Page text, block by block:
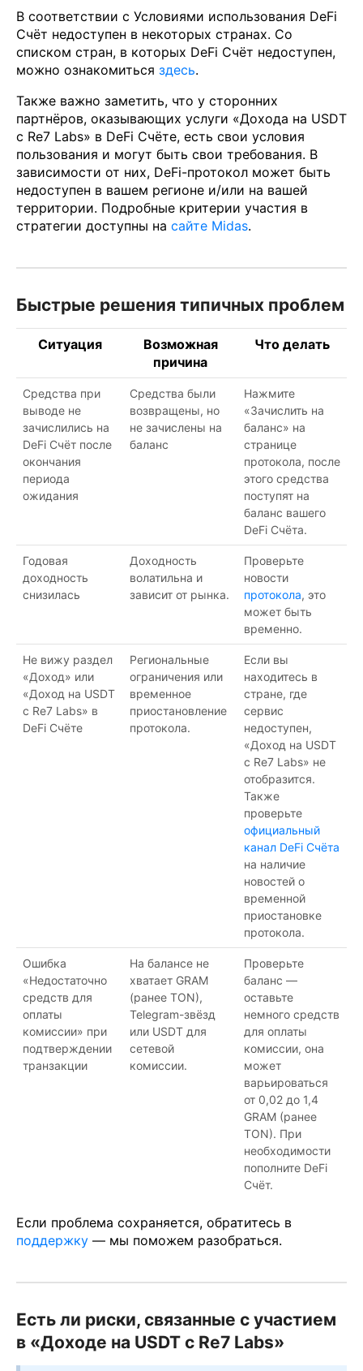
В соответствии с Условиями использования DeFi
Счёт недоступен в некоторых странах. Со
списком стран, в которых DeFi Счёт недоступен,
можно ознакомиться здесь.
Также важно заметить, что у сторонних
партнёров, оказывающих услуги «Дохода на USDT
с Re7 Labs» в DeFi Счёте, есть свои условия
пользования и могут быть свои требования. В
зависимости от них, DeFi-протокол может быть
недоступен в вашем регионе и/или на вашей
территории. Подробные критерии участия в
стратегии доступны на сайте Midas.
Быстрые решения типичных проблем
Ситуация
Возможная
причина
Что делать
Средства при
выводе не
зачислились на
DeFi Счёт после
окончания
периода
ожидания
Средства были
возвращены, но
не зачислены на
баланс
Нажмите
«Зачислить на
баланс» на
странице
протокола, после
этого средства
поступят на
баланс вашего
DeFi Счёта.
Годовая
доходность
снизилась
Доходность
волатильна и
зависит от рынка.
Проверьте
новости
протокола, это
может быть
временно.
Не вижу раздел
«Доход» или
«Доход на USDT
с Re7 Labs» в
DeFi Счёте
Региональные
ограничения или
временное
приостановление
протокола.
Если вы
находитесь в
стране, где
сервис
недоступен,
«Доход на USDT
с Re7 Labs» не
отобразится.
Также
проверьте
официальный
канал DeFi Счёта
на наличие
новостей о
временной
приостановке
протокола.
Ошибка
«Недостаточно
средств для
оплаты
комиссии» при
подтверждении
транзакции
На балансе не
хватает GRAM
(ранее TON),
Telegram-звёзд
или USDT для
сетевой
комиссии.
Проверьте
баланс —
оставьте
немного средств
для оплаты
комиссии, она
может
варьироваться
от 0,02 до 1,4
GRAM (ранее
TON). При
необходимости
пополните DeFi
Счёт.
Если проблема сохраняется, обратитесь в
поддержку — мы поможем разобраться.
Есть ли риски, связанные с участием
в «Доходе на USDT с Re7 Labs»